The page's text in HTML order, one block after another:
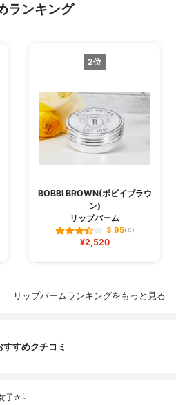
ランキング
2位
BOBBI BROWN(ボビイブラウ
ン)
リップバーム
3.95(4)
¥2,520
リップバームランキングをもっと見る
すすめクチコミ
子✰ˊ˗